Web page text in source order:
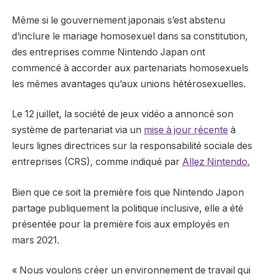
Même si le gouvernement japonais s’est abstenu
d’inclure le mariage homosexuel dans sa constitution,
des entreprises comme Nintendo Japan ont
commencé à accorder aux partenariats homosexuels
les mêmes avantages qu’aux unions hétérosexuelles.
Le 12 juillet, la société de jeux vidéo a annoncé son
système de partenariat via un mise à jour récente à
leurs lignes directrices sur la responsabilité sociale des
entreprises (CRS), comme indiqué par Allez Nintendo.
Bien que ce soit la première fois que Nintendo Japon
partage publiquement la politique inclusive, elle a été
présentée pour la première fois aux employés en
mars 2021.
« Nous voulons créer un environnement de travail qui